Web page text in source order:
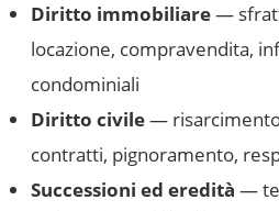
Diritto immobiliare—
locazione, compravendita,
condominiali
Diritto civile—
contratti, pignoramento,
Successioni ed eredità —